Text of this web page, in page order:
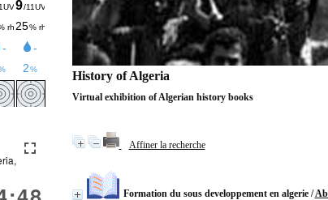
History of Algeria
Virtual exhibition of Algerian history books
Affiner la recherche
Formation du sous developpement en algerie/